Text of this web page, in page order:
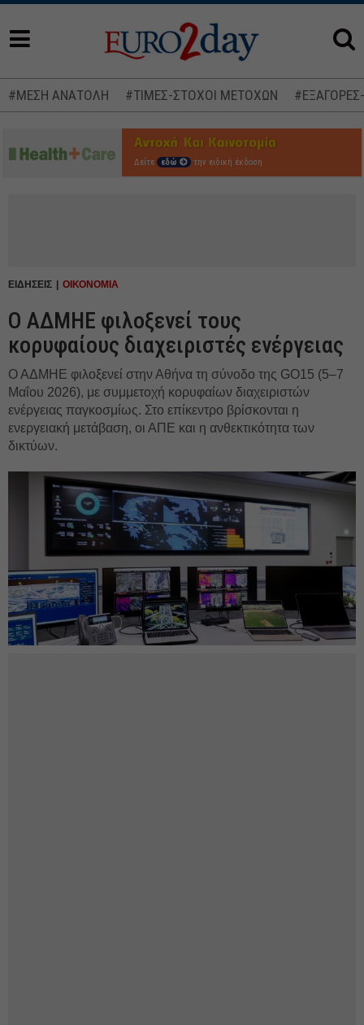
#ΜΕΣΗ ΑΝΑΤΟΛΗ #ΤΙΜΕΣ-ΣΤΟΧΟΙ ΜΕΤΟΧΩΝ
Δείτε εδώ την ειδική έκδοση
ΕΙΔΗΣΕΙΣ ΟΙΚΟΝΟΜΙΑ
Ο ΑΔΜΗΕ φιλοξενεί τους
κορυφαίους διαχειριστές ενέργειας
Ο ΑΔΜΗΕ φιλοξενεί στην Αθήνα τη σύνοδο της GO15 (5–7
Μαΐου 2026), με συμμετοχή κορυφαίων διαχειριστών
ενέργειας παγκοσμίως. Στο επίκεντρο βρίσκονται η
ενεργειακή μετάβαση, οι ΑΠΕ και η ανθεκτικότητα των
δικτύων.